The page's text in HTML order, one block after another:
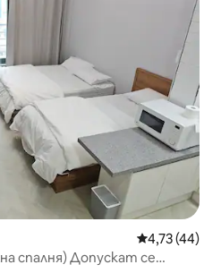
Средна
4,73 (44)
спалня) Допускат се